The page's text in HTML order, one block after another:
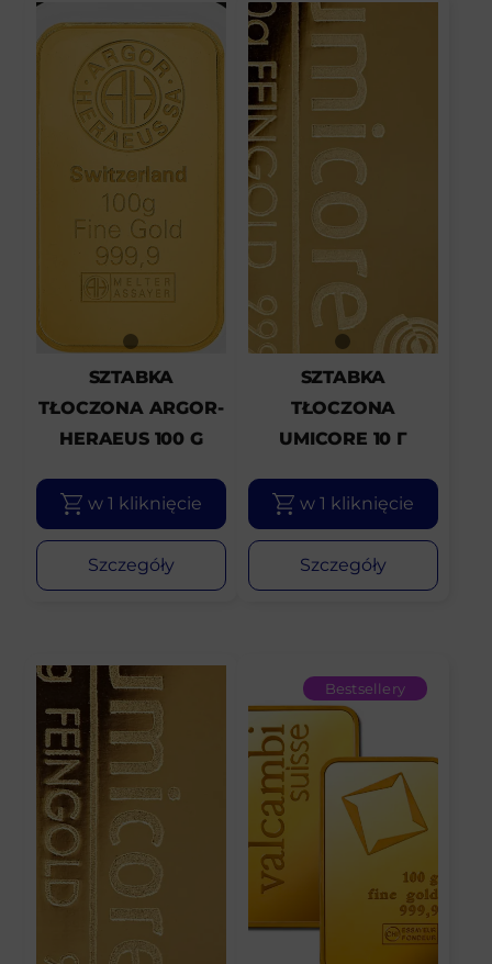
SZTABKA
TŁOCZONA ARGOR-
HERAEUS 100 G
w 1 kliknięcie
Szczegóły
SZTABKA
TŁOCZONA
UMICORE 10 Г
w 1 kliknięcie
Szczegóły
Bestsellery